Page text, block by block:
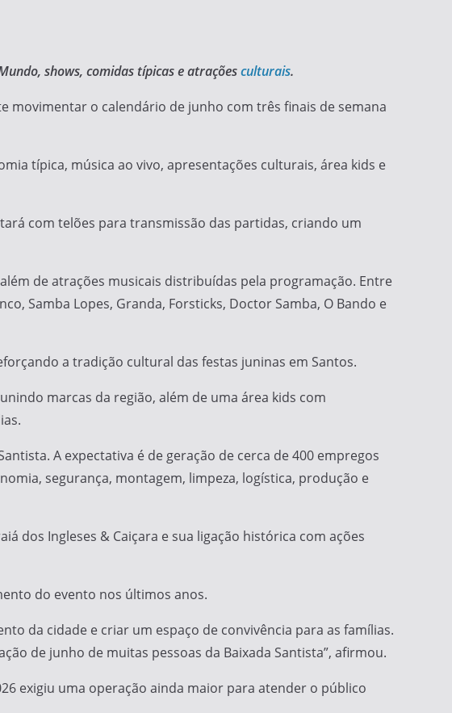
shows, comidas típicas e atraçõesculturais.
movimentar o calendário de junho com três finais de semana
típica, música ao vivo, apresentações culturais, área kids e
com telões para transmissão das partidas, criando um
de atrações musicais distribuídas pela programação. Entre
Samba Lopes, Granda, Forsticks, Doctor Samba, O Bando e
a tradição cultural das festas juninas em Santos.
marcas da região, além de uma área kids com
A expectativa é de geração de cerca de 400 empregos
segurança, montagem, limpeza, logística, produção e
dos Ingleses & Caiçara e sua ligação histórica com ações
do evento nos últimos anos.
da cidade e criar um espaço de convivência para as famílias.
de junho de muitas pessoas da Baixada Santista”, afirmou.
exigiu uma operação ainda maior para atender o público